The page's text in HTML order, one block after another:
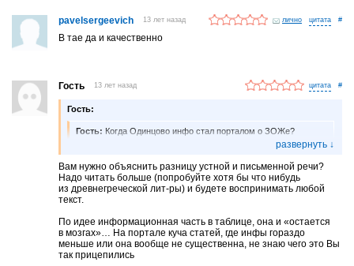
pavelsergeevich 13 лет назад лично #
В тае да и качественно
Гость 13 лет назад #
Гость:
Гость: Когда Одинцово инфо стал порталом о ЗОЖе?
или мыслит подобным языком и стилем? Вот хоть одного?
Причем тут ЗОЖ?
Если нужно было перед таблицами все равно какой текст набить,
то лучше бы написали ля-ля-ля-ля-ля — это больше бы
привлекло внимание потребителя, чем выражения «излюбленное
после тяжелого дня» и т. п.
Сложно объяснить тому, кто не понимает, но если люди так
не говорят и не думают, то они такой стиль и не воспринимают —
не получают информации из него, не остается он в мозгах…
Вам нужно объяснить разницу устной и письменной речи?
Надо читать больше (попробуйте хотя бы что нибудь
из древнегреческой лит-ры) и будете воспринимать любой
текст.
По идее информационная часть в таблице, она и «остается
в мозгах»… На портале куча статей, где инфы гораздо
меньше или она вообще не существенна, не знаю чего это Вы
так прицепились